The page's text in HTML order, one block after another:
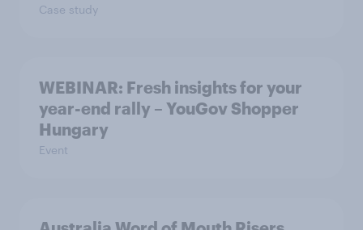
Case study
WEBINAR: Fresh insights for your
year-end rally – YouGov Shopper
Hungary
Event